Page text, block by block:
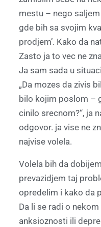
mestu – nego
gde bih sa svojim
prodjem’. Kako da
Zasto ja to vec ne
Ja sam sada u
„Da mozes da zivis
bilo kojim poslom –
cinilo srecnom?“, ja
odgovor. ja vise ne
najvise volela.
Volela bih da
prevazidjem taj
opredelim i kako da
Da li se radi o
anksioznosti ili